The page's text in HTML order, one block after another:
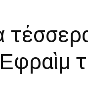
Μητρόπολις